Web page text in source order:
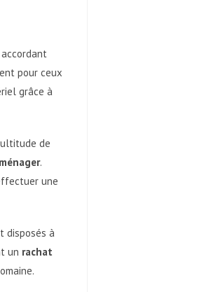
pour ceux
grâce à
de
.
une
disposés à
un rachat